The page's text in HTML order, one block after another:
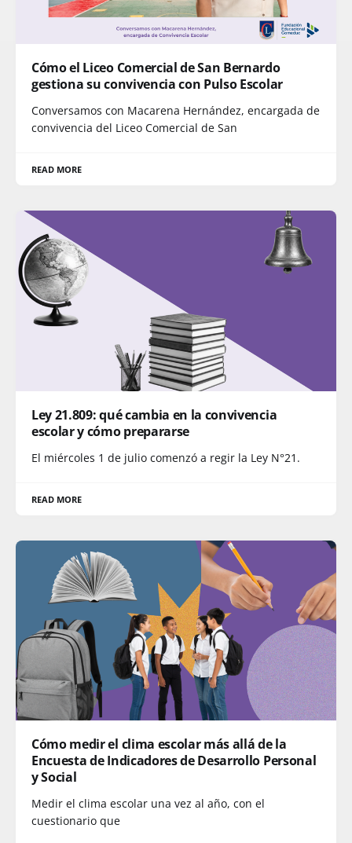
Cómo el Liceo Comercial de San Bernardo
gestiona su convivencia con Pulso Escolar
Conversamos con Macarena Hernández, encargada de
convivencia del Liceo Comercial de San
READ MORE
Ley 21.809: qué cambia en la convivencia
escolar y cómo prepararse
El miércoles 1 de julio comenzó a regir la Ley N°21.
READ MORE
Cómo medir el clima escolar más allá de la
Encuesta de Indicadores de Desarrollo Personal
y Social
Medir el clima escolar una vez al año, con el
cuestionario que